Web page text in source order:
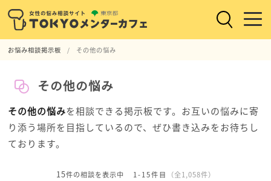
お悩み相談掲示板 その他の悩み
その他の悩み
その他の悩みを相談できる掲示板です。お互いの悩みに寄
り添う場所を目指しているので、ぜひ書き込みをお待ちし
ております。
15件の相談を表示中 1-15件目 （全1,058件）